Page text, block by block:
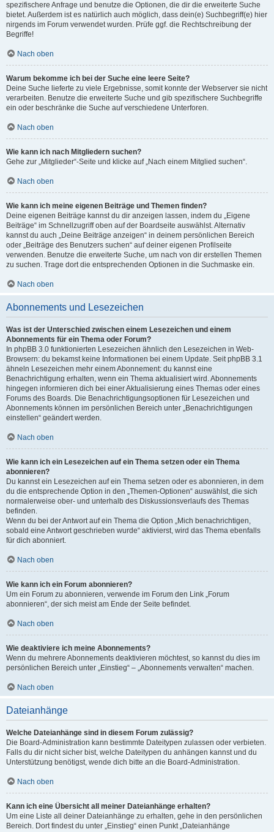
spezifischere Anfrage und benutze die Optionen, die dir die erweiterte Suche
bietet. Außerdem ist es natürlich auch möglich, dass dein(e) Suchbegriff(e) hier
nirgends im Forum verwendet wurden. Prüfe ggf. die Rechtschreibung der
Begriffe!
Nach oben
Warum bekomme ich bei der Suche eine leere Seite?
Deine Suche lieferte zu viele Ergebnisse, somit konnte der Webserver sie nicht
verarbeiten. Benutze die erweiterte Suche und gib spezifischere Suchbegriffe
ein oder beschränke die Suche auf verschiedene Unterforen.
Nach oben
Wie kann ich nach Mitgliedern suchen?
Gehe zur „Mitglieder“-Seite und klicke auf „Nach einem Mitglied suchen“.
Nach oben
Wie kann ich meine eigenen Beiträge und Themen finden?
Deine eigenen Beiträge kannst du dir anzeigen lassen, indem du „Eigene
Beiträge“ im Schnellzugriff oben auf der Boardseite auswählst. Alternativ
kannst du auch „Deine Beiträge anzeigen“ in deinem persönlichen Bereich
oder „Beiträge des Benutzers suchen“ auf deiner eigenen Profilseite
verwenden. Benutze die erweiterte Suche, um nach von dir erstellen Themen
zu suchen. Trage dort die entsprechenden Optionen in die Suchmaske ein.
Nach oben
Abonnements und Lesezeichen
Was ist der Unterschied zwischen einem Lesezeichen und einem
Abonnements für ein Thema oder Forum?
In phpBB 3.0 funktionierten Lesezeichen ähnlich den Lesezeichen in Web-
Browsern: du bekamst keine Informationen bei einem Update. Seit phpBB 3.1
ähneln Lesezeichen mehr einem Abonnement: du kannst eine
Benachrichtigung erhalten, wenn ein Thema aktualisiert wird. Abonnements
hingegen informieren dich bei einer Aktualisierung eines Themas oder eines
Forums des Boards. Die Benachrichtigungsoptionen für Lesezeichen und
Abonnements können im persönlichen Bereich unter „Benachrichtigungen
einstellen“ geändert werden.
Nach oben
Wie kann ich ein Lesezeichen auf ein Thema setzen oder ein Thema
abonnieren?
Du kannst ein Lesezeichen auf ein Thema setzen oder es abonnieren, in dem
du die entsprechende Option in den „Themen-Optionen“ auswählst, die sich
normalerweise ober- und unterhalb des Diskussionsverlaufs des Themas
befinden.
Wenn du bei der Antwort auf ein Thema die Option „Mich benachrichtigen,
sobald eine Antwort geschrieben wurde“ aktivierst, wird das Thema ebenfalls
für dich abonniert.
Nach oben
Wie kann ich ein Forum abonnieren?
Um ein Forum zu abonnieren, verwende im Forum den Link „Forum
abonnieren“, der sich meist am Ende der Seite befindet.
Nach oben
Wie deaktiviere ich meine Abonnements?
Wenn du mehrere Abonnements deaktivieren möchtest, so kannst du dies im
persönlichen Bereich unter „Einstieg“ – „Abonnements verwalten“ machen.
Nach oben
Dateianhänge
Welche Dateianhänge sind in diesem Forum zulässig?
Die Board-Administration kann bestimmte Dateitypen zulassen oder verbieten.
Falls du dir nicht sicher bist, welche Dateitypen du anhängen kannst und du
Unterstützung benötigst, wende dich bitte an die Board-Administration.
Nach oben
Kann ich eine Übersicht all meiner Dateianhänge erhalten?
Um eine Liste all deiner Dateianhänge zu erhalten, gehe in den persönlichen
Bereich. Dort findest du unter „Einstieg“ einen Punkt „Dateianhänge